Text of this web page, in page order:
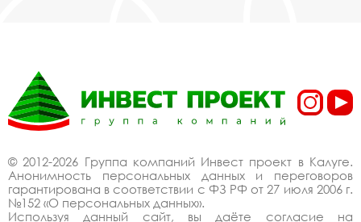
© 2012-2026 Группа компаний Инвест проект в Калуге.
Анонимность персональных данных и переговоров
гарантирована в соответствии с ФЗ РФ от 27 июля 2006 г.
№152 «О персональных данных».
Используя данный сайт, вы даёте согласие на